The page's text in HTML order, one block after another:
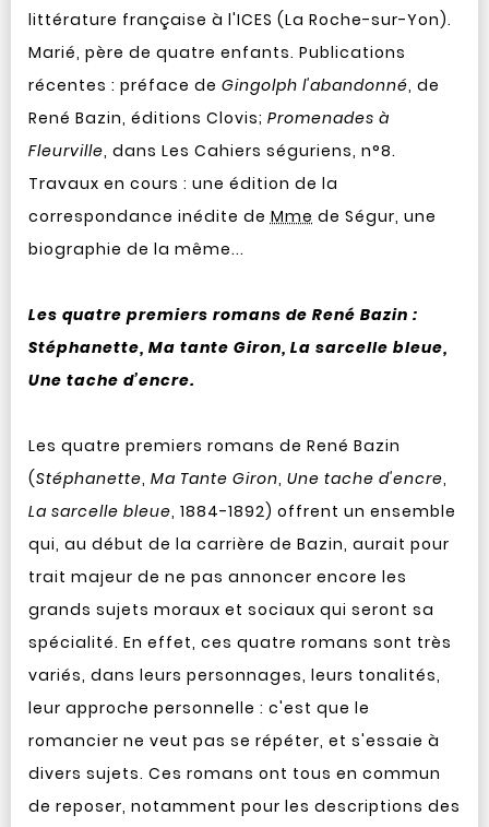
littérature française à l'ICES (La Roche-sur-Yon).
Marié, père de quatre enfants. Publications
récentes : préface de Gingolph l'abandonné, de
René Bazin, éditions Clovis; Promenades à
Fleurville, dans Les Cahiers séguriens, n°8.
Travaux en cours : une édition de la
correspondance inédite deMme de Ségur, une
biographie de la même...
Les quatre premiers romans de René Bazin :
Stéphanette, Ma tante Giron, La sarcelle bleue,
Une tache d’encre.
Les quatre premiers romans de René Bazin
(Stéphanette, Ma Tante Giron, Une tache d'encre,
La sarcelle bleue, 1884-1892) offrent un ensemble
qui, au début de la carrière de Bazin, aurait pour
trait majeur de ne pas annoncer encore les
grands sujets moraux et sociaux qui seront sa
spécialité. En effet, ces quatre romans sont très
variés, dans leurs personnages, leurs tonalités,
leur approche personnelle : c'est que le
romancier ne veut pas se répéter, et s'essaie à
divers sujets. Ces romans ont tous en commun
de reposer, notamment pour les descriptions des